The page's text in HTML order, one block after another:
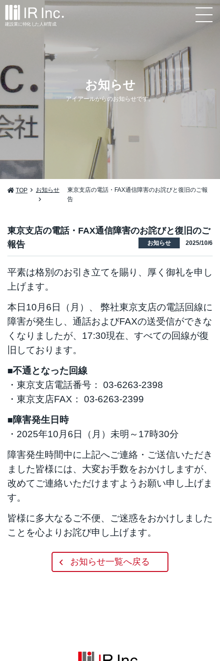
建設業に特化 した 人材育成
お知らせ
アイアールからのお知らせです。
TOP お知らせ
東京支店の電話・FAX通信障害のお詫びと復旧のご報
告
東京支店の電話・FAX通信障害のお詫びと復旧のご
報告
お知らせ 2025/10/6
平素は格別のお引き立てを賜り、厚く御礼を申し
上げます。
本日10月6日（月）、 弊社東京支店の電話回線に
障害が発生し、通話およびFAXの送受信ができな
くなりましたが、17:30現在、すべての回線が復
旧しております。
■不通となった回線
・東京支店電話番号： 03-6263-2398
・東京支店FAX： 03-6263-2399
■障害発生日時
・2025年10月6日（月）未明～17時30分
障害発生時間中に上記へご連絡・ご送信いただき
ました皆様には、大変お手数をおかけしますが、
改めてご連絡いただけますようお願い申し上げま
す。
皆様に多大なるご不便、ご迷惑をおかけしました
ことを心よりお詫び申し上げます。
お知らせ一覧へ戻る